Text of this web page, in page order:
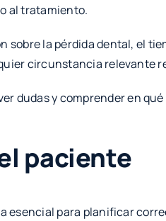
al tratamiento.
la pérdida dental, el
circunstancia relevante
dudas y comprender en
paciente
esencial para planificar